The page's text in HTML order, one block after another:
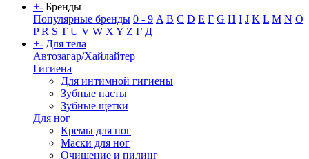
+- Бренды
Популярные бренды 0 - 9 A B C D E F G H I J K L M N O
P R S T U V W X Y Z Г Д
+- Для тела
Автозагар/Хайлайтер
Гигиена
Для интимной гигиены
Зубные пасты
Зубные щетки
Для ног
Кремы для ног
Маски для ног
Очищение и пилинг